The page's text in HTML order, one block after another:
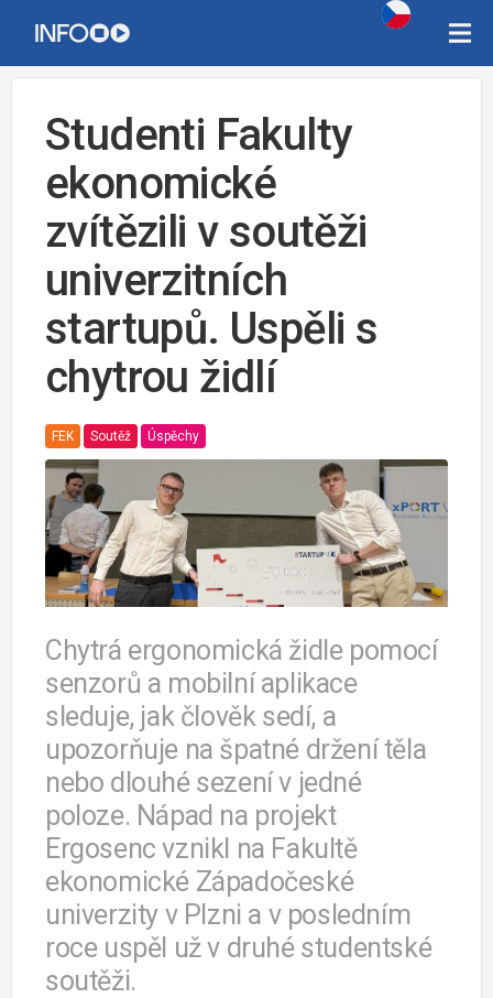
Studenti Fakulty
ekonomické
zvítězili v soutěži
univerzitních
startupů. Uspěli s
chytrou židlí
FEK Soutěž Úspěchy
Chytrá ergonomická židle pomocí
senzorů a mobilní aplikace
sleduje, jak člověk sedí, a
upozorňuje na špatné držení těla
nebo dlouhé sezení v jedné
poloze. Nápad na projekt
Ergosenc vznikl na Fakultě
ekonomické Západočeské
univerzity v Plzni a v posledním
roce uspěl už v druhé studentské
soutěži.